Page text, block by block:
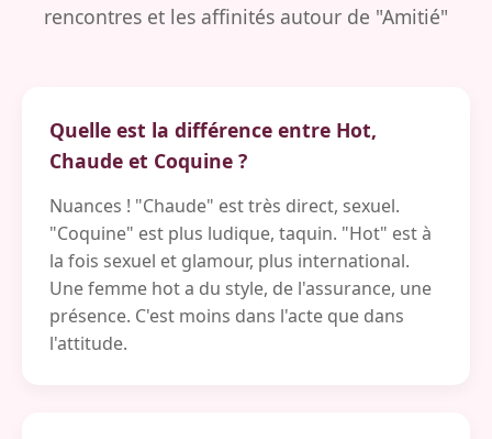
rencontres et les affinités autour de "Amitié"
Quelle est la différence entre Hot,
Chaude et Coquine ?
Nuances ! "Chaude" est très direct, sexuel.
"Coquine" est plus ludique, taquin. "Hot" est à
la fois sexuel et glamour, plus international.
Une femme hot a du style, de l'assurance, une
présence. C'est moins dans l'acte que dans
l'attitude.